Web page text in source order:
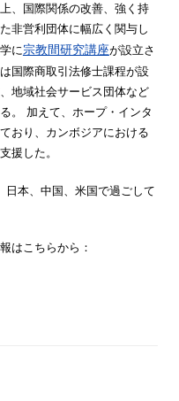
、国際関係の改善、強く持
非営利団体に幅広く関与し
に宗教間研究講座が設立さ
国際商取引法修士課程が設
地域社会サービス団体など
。
加えて、ホープ・インタ
おり、カンボジアにおける
援した。
日本、中国、米国で過ごして
はこちらから：